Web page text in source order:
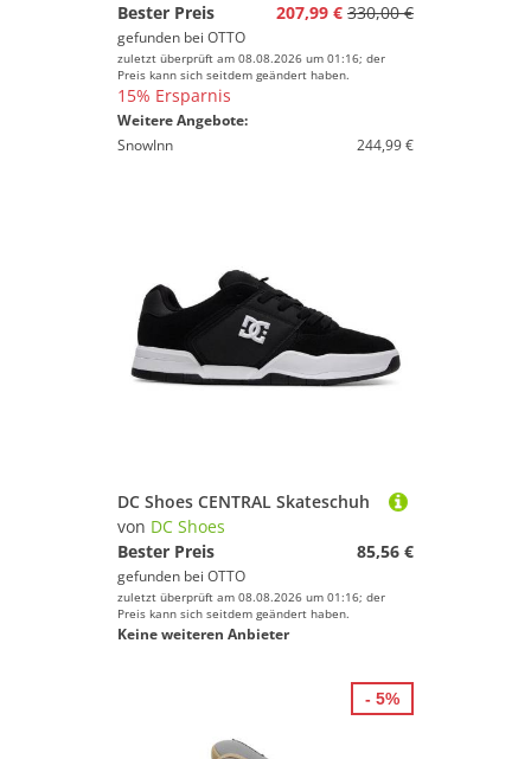
Bester Preis
207,99 € 330,00 €
gefunden bei OTTO
zuletzt überprüft am 08.08.2026 um 01:16; der
Preis kann sich seitdem geändert haben.
15% Ersparnis
Weitere Angebote:
SnowInn
244,99 €
DC Shoes CENTRAL Skateschuh
von DC Shoes
Bester Preis
85,56 €
gefunden bei OTTO
zuletzt überprüft am 08.08.2026 um 01:16; der
Preis kann sich seitdem geändert haben.
Keine weiteren Anbieter
- 5%